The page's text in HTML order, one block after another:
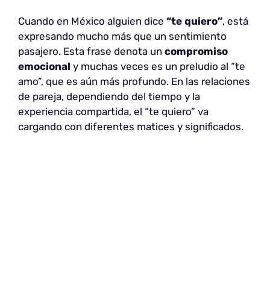
Cuando en México alguien dice “te quiero”, está
expresando mucho más que un sentimiento
pasajero. Esta frase denota un compromiso
emocional y muchas veces es un preludio al “te
amo”, que es aún más profundo. En las relaciones
de pareja, dependiendo del tiempo y la
experiencia compartida, el “te quiero” va
cargando con diferentes matices y significados.